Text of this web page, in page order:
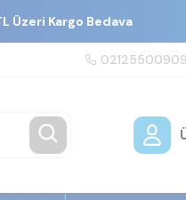
Üzeri Kargo Bedava
02125500909